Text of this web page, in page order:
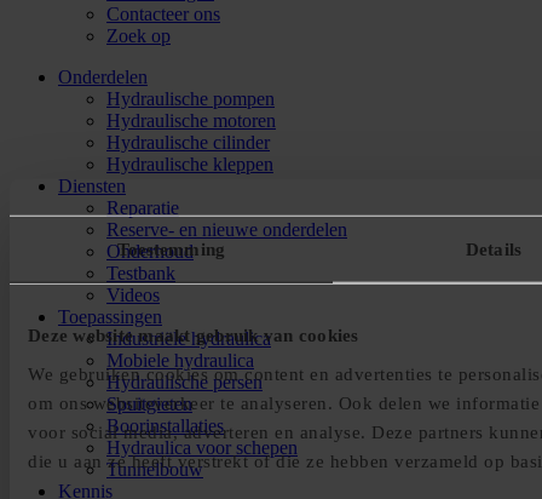
Toestemming Details
Deze website maakt gebruik van cookies
We gebruiken cookies om content en advertenties te
om ons websiteverkeer te analyseren. Ook delen we
voor social media, adverteren en analyse. Deze partners
die u aan ze heeft verstrekt of die ze hebben verzameld op
Contacteer ons
Zoek op
Onderdelen
Hydraulische pompen
Hydraulische motoren
Hydraulische cilinder
Hydraulische kleppen
Diensten
Reparatie
Reserve- en nieuwe onderdelen
Onderhoud
Testbank
Videos
Toepassingen
Industriële hydraulica
Mobiele hydraulica
Hydraulische persen
Spuitgieten
Boorinstallaties
Hydraulica voor schepen
Tunnelbouw
Kennis